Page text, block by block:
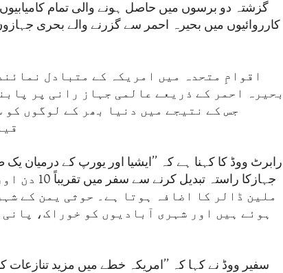
گزشتہ دو برسوں میں حاصل ہونے والی تمام
کارروائیوں میں بحیرہ احمر سے گزرنے والے بحری
اقوامِ متحدہ میں امریکہ کے متبادل
بحیرہ احمر کے ذریعے عالمی جہاز رانی پر
جس کے نتیجے میں دنیا بھر کے لوگوں
رابرٹ ووڈ کا کہنا ہے کہ ’’ایشیا اور یورپ کے درمیان
جہازکا
ملین ڈالر کا اضافہ ہوتا ہے۔ حوثی یمن کے
ہوئے ہیں اور شہری آبادیوں کو خوراک،
سفیر ووڈ نے کہا کہ ’’امریکہ خطے میں مزید تنازعات